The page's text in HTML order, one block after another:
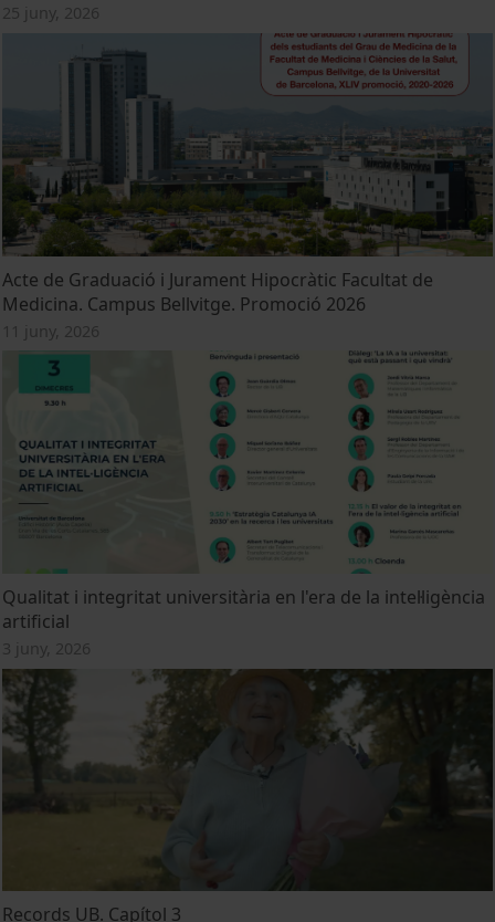
25 juny, 2026
Acte de Graduació i Jurament Hipocràtic Facultat de
Medicina. Campus Bellvitge. Promoció 2026
11 juny, 2026
Qualitat i integritat universitària en l'era de la intel·ligència
artificial
3 juny, 2026
Records UB. Capítol 3